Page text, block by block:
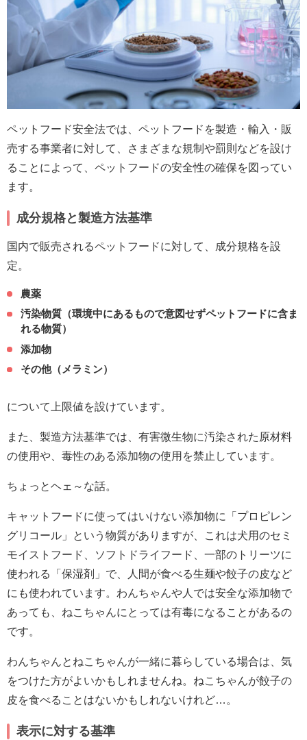
ペットフード安全法では、ペットフードを製造・輸入・販
売する事業者に対して、さまざまな規制や罰則などを設け
ることによって、ペットフードの安全性の確保を図ってい
ます。
成分規格と製造方法基準
国内で販売されるペットフードに対して、成分規格を設
定。
農薬
汚染物質（環境中にあるもので意図せずペットフードに含ま
れる物質）
添加物
その他（メラミン）
について上限値を設けています。
また、製造方法基準では、有害微生物に汚染された原材料
の使用や、毒性のある添加物の使用を禁止しています。
ちょっとヘェ～な話。
キャットフードに使ってはいけない添加物に「プロピレン
グリコール」という物質がありますが、これは犬用のセミ
モイストフード、ソフトドライフード、一部のトリーツに
使われる「保湿剤」で、人間が食べる生麺や餃子の皮など
にも使われています。わんちゃんや人では安全な添加物で
あっても、ねこちゃんにとっては有毒になることがあるの
です。
わんちゃんとねこちゃんが一緒に暮らしている場合は、気
をつけた方がよいかもしれませんね。ねこちゃんが餃子の
皮を食べることはないかもしれないけれど…。
表示に対する基準